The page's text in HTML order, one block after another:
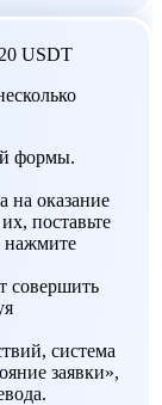
USDT
формы.
на оказание
поставьте
нажмите
совершить
система
заявки»,